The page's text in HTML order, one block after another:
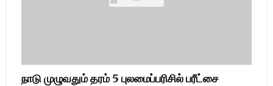
நாடு முழுவதும் தரம் 5 புலமைப்பரிசில் பரீட்சை